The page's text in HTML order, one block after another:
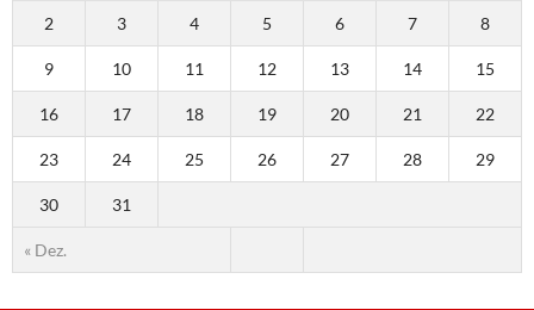
« Dez.
2 3 4 5 6 7 8
9 10 11 12 13 14 15
16 17 18 19 20 21 22
23 24 25 26 27 28 29
30 31